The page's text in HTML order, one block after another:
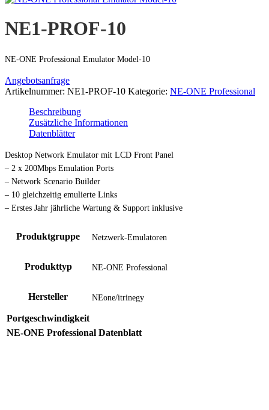
NE1-PROF-10
NE-ONE Professional Emulator Model-10
Angebotsanfrage
Artikelnummer: NE1-PROF-10 Kategorie: NE-ONE Professional
Beschreibung
Zusätzliche Informationen
Datenblätter
Desktop Network Emulator mit LCD Front Panel
– 2 x 200Mbps Emulation Ports
– Network Scenario Builder
– 10 gleichzeitig emulierte Links
– Erstes Jahr jährliche Wartung & Support inklusive
Produktgruppe Netzwerk-Emulatoren
Produkttyp NE-ONE Professional
Hersteller NEone/itrinegy
Portgeschwindigkeit
NE-ONE Professional Datenblatt